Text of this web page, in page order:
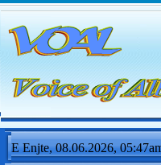
E Enjte, 08.06.2026,